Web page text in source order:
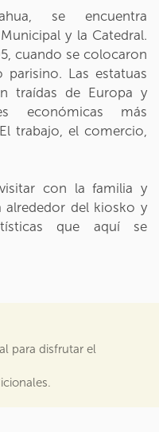
se encuentra
y la Catedral.
cuando se colocaron
Las estatuas
traídas de Europa y
económicas más
trabajo, el comercio,
con la familia y
alrededor del kiosko y
que aquí se
para disfrutar el